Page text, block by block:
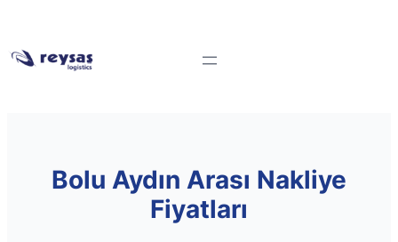
Bolu Aydın Arası Nakliye
Fiyatları